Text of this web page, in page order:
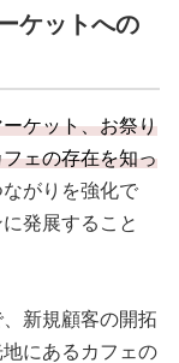
ケットへの
ケット、お祭り
ェの存在を知っ
がりを強化で
発展すること
新規顧客の開拓
にあるカフェの